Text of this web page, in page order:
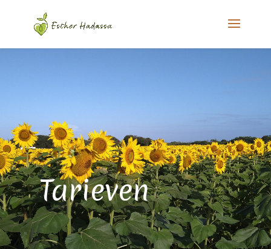
Tarieven